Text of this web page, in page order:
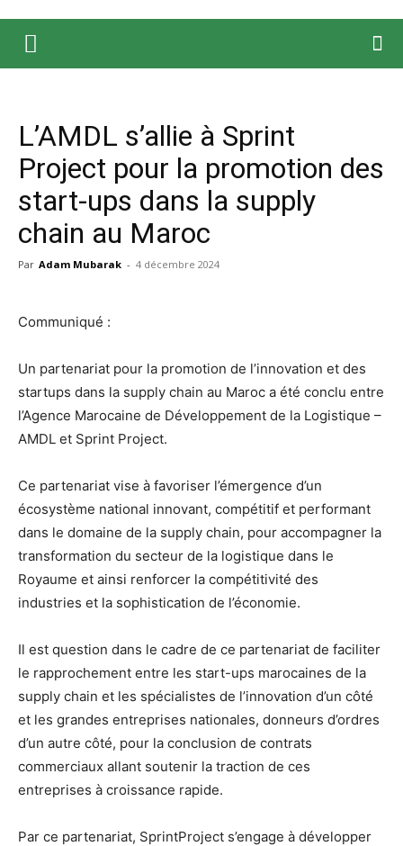
L’AMDL s’allie à Sprint
Project pour la promotion des
start-ups dans la supply
chain au Maroc
Par Adam Mubarak - 4 décembre 2024
Communiqué :
Un partenariat pour la promotion de l’innovation et des
startups dans la supply chain au Maroc a été conclu entre
l’Agence Marocaine de Développement de la Logistique –
AMDL et Sprint Project.
Ce partenariat vise à favoriser l’émergence d’un
écosystème national innovant, compétitif et performant
dans le domaine de la supply chain, pour accompagner la
transformation du secteur de la logistique dans le
Royaume et ainsi renforcer la compétitivité des
industries et la sophistication de l’économie.
Il est question dans le cadre de ce partenariat de faciliter
le rapprochement entre les start-ups marocaines de la
supply chain et les spécialistes de l’innovation d’un côté
et les grandes entreprises nationales, donneurs d’ordres
d’un autre côté, pour la conclusion de contrats
commerciaux allant soutenir la traction de ces
entreprises à croissance rapide.
Par ce partenariat, SprintProject s’engage à développer